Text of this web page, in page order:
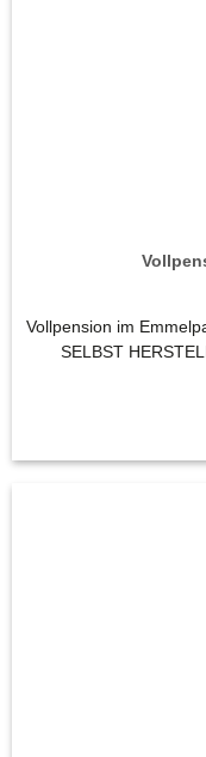
Vollpension im
SELBST